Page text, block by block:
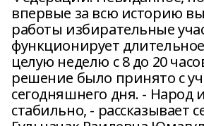
впервые за всю историю
работы избирательные
функционирует
целую неделю с 8 до 20
решение было принято с
сегодняшнего дня. - Народ
стабильно, - рассказывает